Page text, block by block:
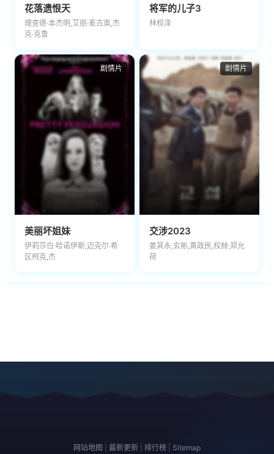
花落遗恨天
理查德·本杰明,艾丽·麦古奥,杰
克·克鲁
将军的儿子3
林权泽
剧情片
美丽坏姐妹
伊莉莎白·哈诺伊斯,迈克尔·希
区柯克,杰
剧情片
交涉2023
姜其永,玄彬,黄政民,权赫,郑允
荷
网站地图 最新更新 排行榜 Sitemap